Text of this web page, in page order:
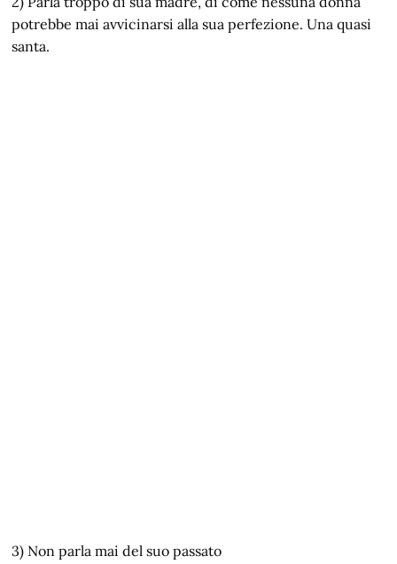
potrebbe mai avvicinarsi alla sua perfezione. Una quasi
santa.
3) Non parla mai del suo passato